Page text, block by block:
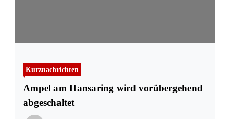
Kurznachrichten
Ampel am Hansaring wird vorübergehend
abgeschaltet